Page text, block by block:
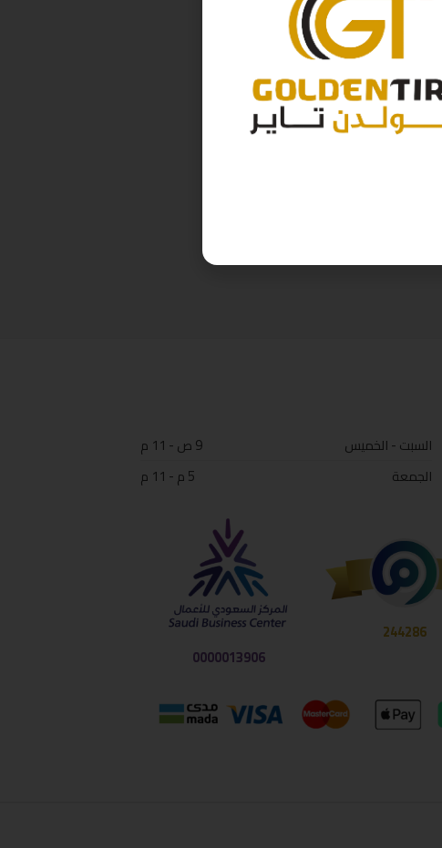
السبت - الخميس
9 ص - 11 م
الجمعة
5 م - 11 م
244286
0000013906